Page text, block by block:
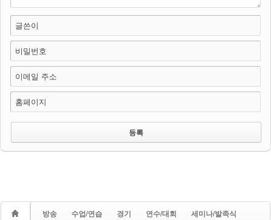
글쓴이
비밀번호
이메일 주소
홈페이지
방송 수업/연습 경기 연수/대회 세미나/발족식